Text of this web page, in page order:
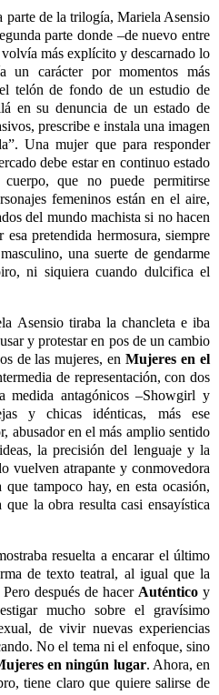
parte de la trilogía, Mariela Asensio
parte donde –de nuevo entre
volvía más explícito y descarnado lo
a un carácter por momentos más
telón de fondo de un estudio de
á en su denuncia de un estado de
prescribe e instala una imagen
”. Una mujer que para responder
debe estar en continuo estado
que no puede permitirse
femeninos están en el aire,
del mundo machista si no hacen
esa pretendida hermosura, siempre
una suerte de gendarme
ni siquiera cuando dulcifica el
Asensio tiraba la chancleta e iba
y protestar en pos de un cambio
de las mujeres, enMujeres en el
de representación, con dos
medida antagónicos–Showgirl y
y chicas idénticas, más ese
abusador en el más amplio sentido
la precisión del lenguaje y la
vuelven atrapante y conmovedora
tampoco hay, en esta ocasión,
la obra resulta casi ensayística
resuelta a encarar el último
de texto teatral, al igual que la
después de hacer Auténticoy
mucho sobre el gravísimo
de vivir nuevas experiencias
No el tema ni el enfoque, sino
en ningún lugar. Ahora, en
tiene claro que quiere salirse de